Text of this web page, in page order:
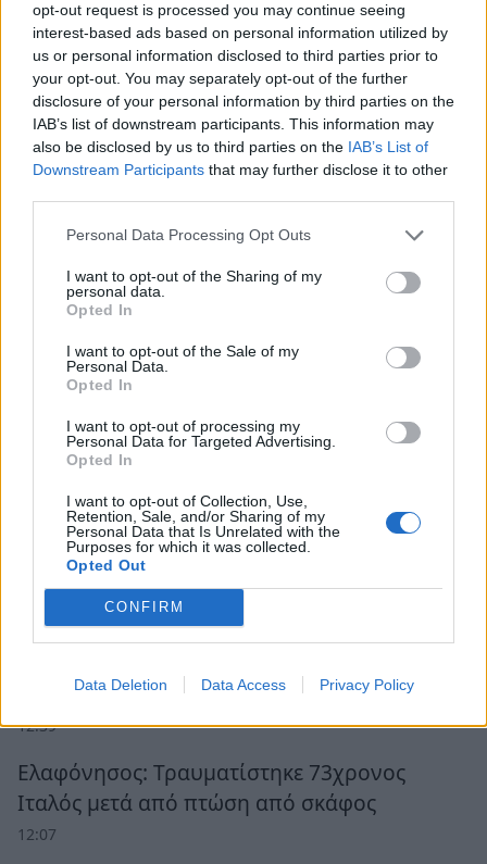
opt-out request is processed you may continue seeing
interest-based ads based on personal information utilized by
us or personal information disclosed to third parties prior to
your opt-out. You may separately opt-out of the further
disclosure of your personal information by third parties on the
IAB’s list of downstream participants. This information may
also be disclosed by us to third parties on the IAB’s List of
Downstream Participants that may further disclose it to other
Personal Data Processing Opt Outs
I want to opt-out of the Sharing of my
personal data.
Opted In
I want to opt-out of the Sale of my
Personal Data.
Opted In
I want to opt-out of processing my
Personal Data for Targeted Advertising.
Opted In
I want to opt-out of Collection, Use,
Retention, Sale, and/or Sharing of my
Personal Data that Is Unrelated with the
Purposes for which it was collected.
Opted Out
CONFIRM
Data Deletion Data Access Privacy Policy
Ροή Ειδήσεων
«πρέπει» και «δεν πρέπει»
12:39
Ελαφόνησος: Τραυματίστηκε 73χρονος
Ιταλός μετά από πτώση από σκάφος
12:07